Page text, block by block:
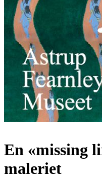
En «missing
maleriet